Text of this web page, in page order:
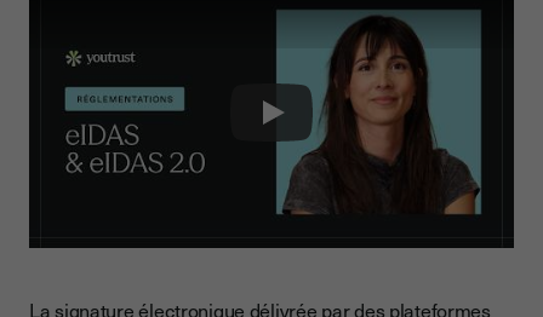
Play
La signature électronique délivrée par des plateformes